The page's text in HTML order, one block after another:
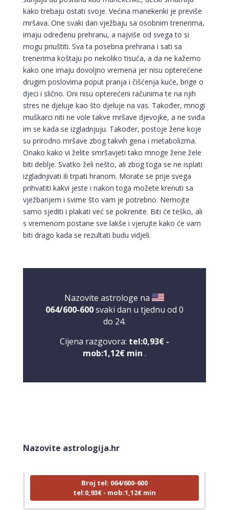
kako trebaju ostati svoje. Većina manekenki je previše
mršava. One svaki dan vježbaju sa osobnim trenerima,
imaju određenu prehranu, a najviše od svega to si
mogu priuštiti. Sva ta posebna prehrana i sati sa
trenerima koštaju po nekoliko tisuća, a da ne kažemo
kako one imaju dovoljno vremena jer nisu opterećene
drugim poslovima poput pranja i čišćenja kuće, brige o
djeci i slično. Oni nisu opterećeni računima te na njih
stres ne djeluje kao što djeluje na vas. Također, mnogi
muškarci niti ne vole takve mršave djevojke, a ne sviđa
im se kada se izgladnjuju. Također, postoje žene koje
su prirodno mršave zbog takvih gena i metabolizma.
Onako kako vi želite smršavjeti tako mnoge žene žele
biti deblje. Svatko želi nešto, ali zbog toga se ne isplati
izgladnjivati ili trpati hranom. Morate se prije svega
prihvatiti kakvi jeste i nakon toga možete krenuti sa
vježbanjem i svime što vam je potrebno. Nemojte
samo sjediti i plakati već se pokrenite. Biti će teško, ali
s vremenom postane sve lakše i vjerujte kako će vam
biti drago kada se rezultati budu vidjeli.
Nazovite astrologe na
064/600-600svaki dan u tjednu od 0
do 24.
Cijena razgovora: tel:0,93€ -
mob:1,12€ min .
Nazovite astrologija.hr
Broj tel: 064/600-600
tel:0,93€ - mob:1,12€ min